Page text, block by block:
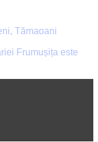
Tămaoani
Frumușița este